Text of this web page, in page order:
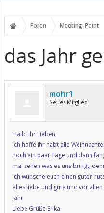
Foren Meeting-Point
das Jahr
mohr1
Neues Mitglied
Hallo ihr Lieben,
ich hoffe ihr habt alle
noch ein paar Tage und dann
mal sehen was es uns bringt,
ich wünsche euch einen guten
alles liebe und gute und vor
Jahr
Liebe Grüße Erika